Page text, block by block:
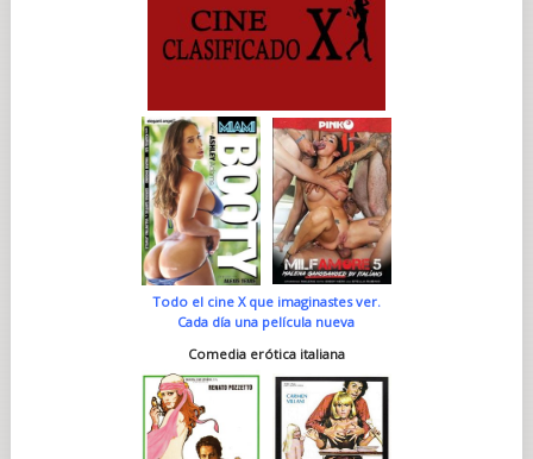
Todo el cine X que imaginastes ver.
Cada día una película nueva
Comedia erótica italiana